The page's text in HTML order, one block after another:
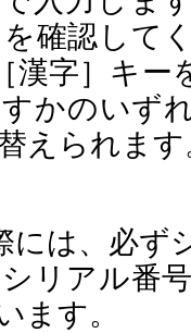
確認して
漢字］キー
かのいず
えられます
には、必ず
リアル番
ます。